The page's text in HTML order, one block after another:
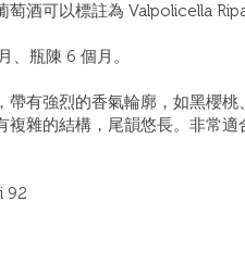
酒可以標註為 Valpolicella
、瓶陳 6 個月。
帶有強烈的香氣輪廓，如黑櫻桃
複雜的結構，尾韻悠長。非常適
92